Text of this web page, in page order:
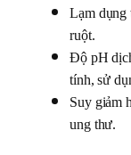
Lạm dụng
ruột.
Độ pH
tính, sử
Suy giảm
ung thư.